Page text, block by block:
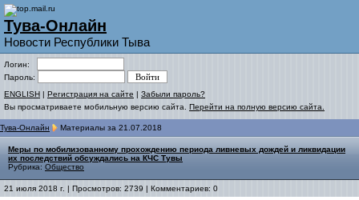
Тува-Онлайн
Новости Республики Тыва
Логин:
Пароль:
ENGLISH | Регистрация на сайте | Забыли пароль?
Вы просматриваете мобильную версию сайта. Перейти на полную версию сайта.
Тува-Онлайн Материалы за 21.07.2018
Меры по мобилизованному прохождению периода ливневых дождей и ликвидации
их последствий обсуждались на КЧС Тувы
Рубрика: Общество
21 июля 2018 г. | Просмотров: 2739 | Комментариев: 0